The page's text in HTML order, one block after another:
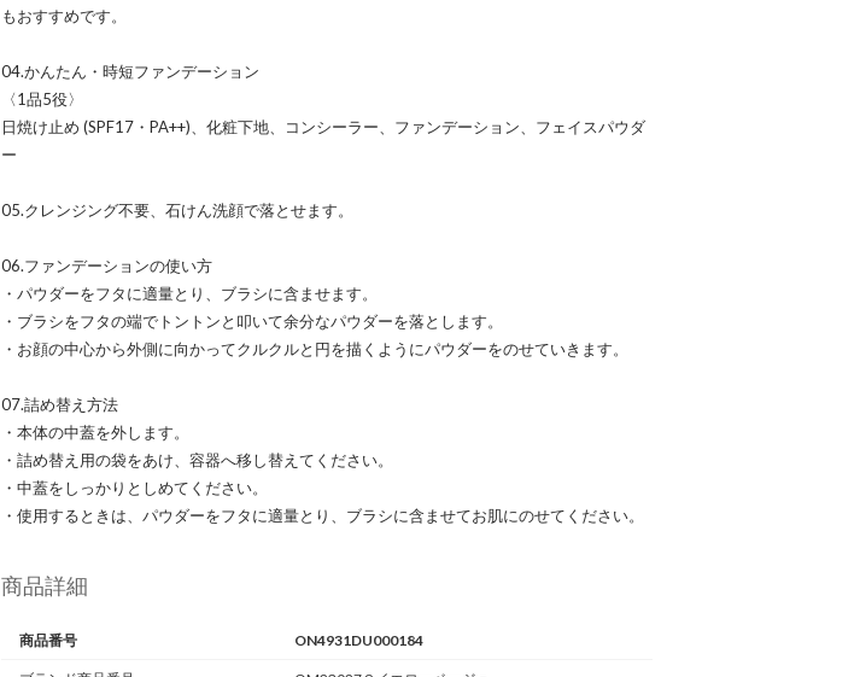
もおすすめです。
04.かんたん・時短ファンデーション
〈1品5役〉
日焼け止め (SPF17・PA++)、化粧下地、コンシーラー、ファンデーション、フェイスパウダ
ー
05.クレンジング不要、石けん洗顔で落とせます。
06.ファンデーションの使い方
・パウダーをフタに適量とり、ブラシに含ませます。
・ブラシをフタの端でトントンと叩いて余分なパウダーを落とします。
・お顔の中心から外側に向かってクルクルと円を描くようにパウダーをのせていきます。
07.詰め替え方法
・本体の中蓋を外します。
・詰め替え用の袋をあけ、容器へ移し替えてください。
・中蓋をしっかりとしめてください。
・使用するときは、パウダーをフタに適量とり、ブラシに含ませてお肌にのせてください。
商品詳細
商品番号 ON4931DU000184